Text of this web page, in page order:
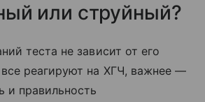
или струйный?
теста не зависит от его
реагируют на ХГЧ, важнее —
и правильность